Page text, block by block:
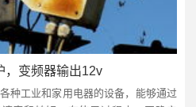
，变频器输出12v
种工业和家用电器的设备，能够通过